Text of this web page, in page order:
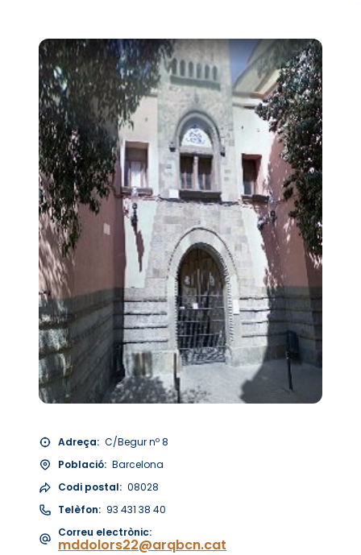
Adreça: C/Begur nº 8
Població: Barcelona
Codi postal: 08028
Telèfon: 93 431 38 40
Correu electrònic:
mddolors22@arqbcn.cat